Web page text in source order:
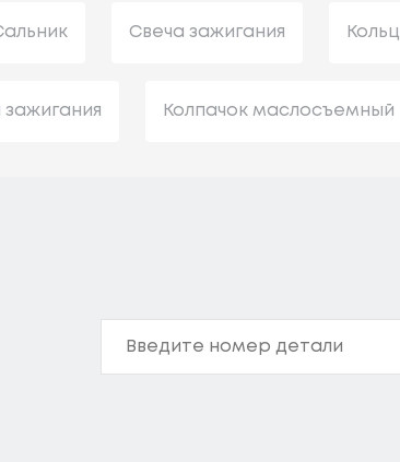
Свеча зажигания
зажигания Колпачок маслосъемный